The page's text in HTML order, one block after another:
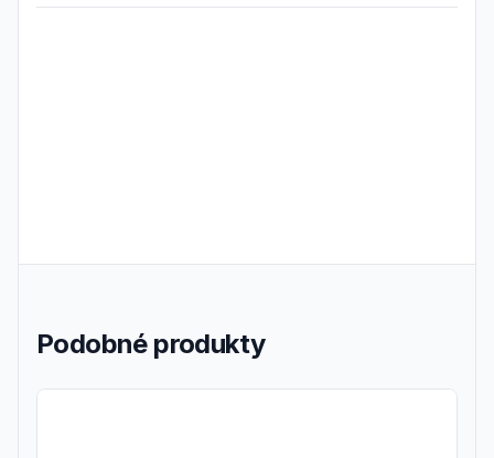
Podobné produkty